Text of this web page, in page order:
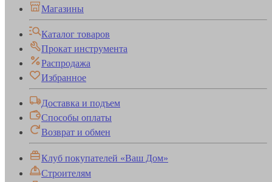
Магазины
Каталог товаров
Прокат инструмента
Распродажа
Избранное
Доставка и подъем
Способы оплаты
Возврат и обмен
Клуб покупателей «Ваш Дом»
Строителям